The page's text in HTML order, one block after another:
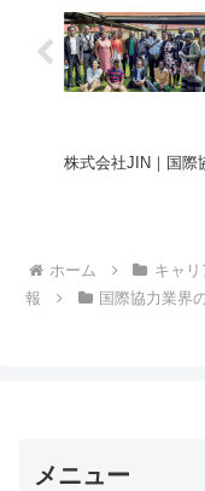
株式会社JIN｜国際
ホーム
キャ
報
国際協力業界
メニュー